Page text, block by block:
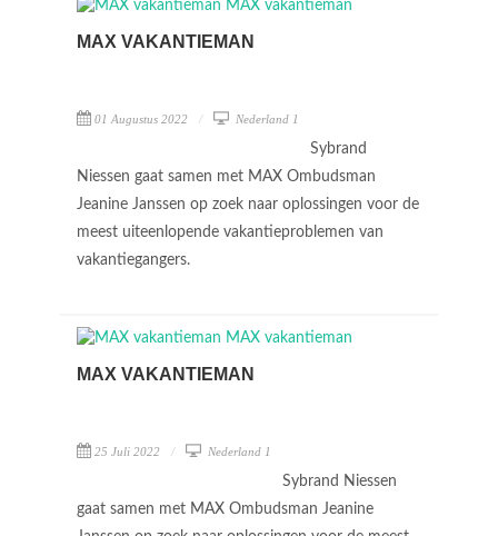
MAX VAKANTIEMAN
01 Augustus 2022 Nederland 1
Sybrand
Niessen gaat samen met MAX Ombudsman
Jeanine Janssen op zoek naar oplossingen voor de
meest uiteenlopende vakantieproblemen van
vakantiegangers.
MAX VAKANTIEMAN
25 Juli 2022 Nederland 1
Sybrand Niessen
gaat samen met MAX Ombudsman Jeanine